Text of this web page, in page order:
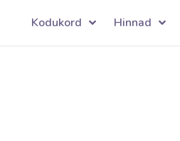
Kodukord Hinnad